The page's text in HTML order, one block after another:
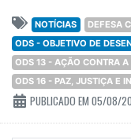
NOTÍCIAS
DEFESA
ODS - OBJETIVO DE
ODS 13 - AÇÃO CONTRA
ODS 16 - PAZ, JUSTIÇA E
PUBLICADO EM 05/08/